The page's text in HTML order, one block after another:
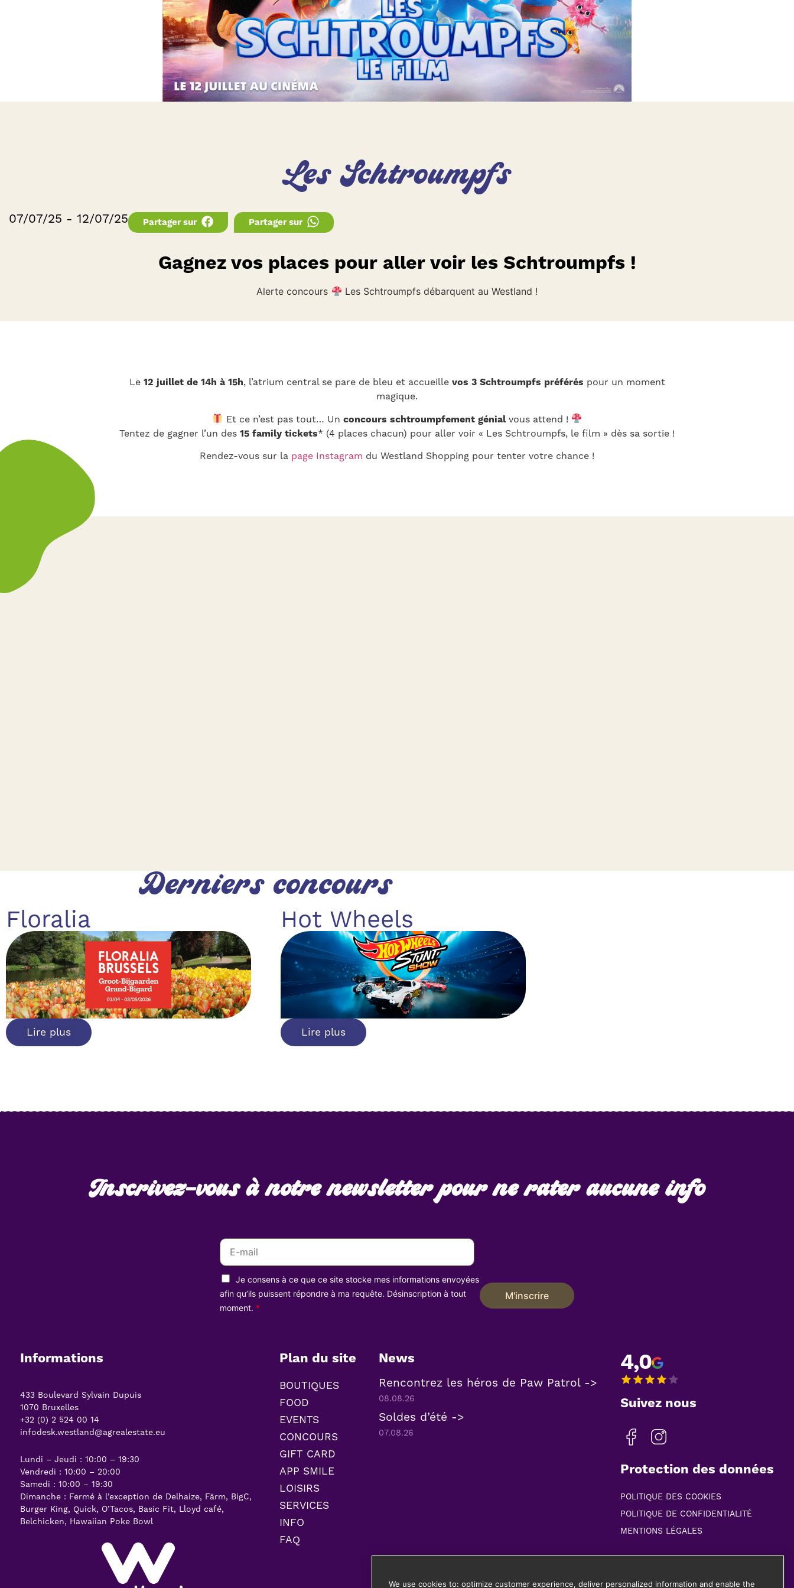
Les Schtroumpfs
07/07/25 - 12/07/25 Partager sur Partager sur
Gagnez vos places pour aller voir les Schtroumpfs !
Alerte concours Les Schtroumpfs débarquent au Westland !
Le 12 juillet de 14h à 15h, l’atrium central se pare de bleu et accueillevos 3 Schtroumpfs préférés pour un moment
magique.
Et ce n’est pas tout… Un concours schtroumpfement génialvous attend !
Tentez de gagner l’un des 15 family tickets* (4 places chacun) pour aller voir « Les Schtroumpfs, le film » dès sa sortie !
Rendez-vous sur la page Instagram du Westland Shopping pour tenter votre chance !
Derniers concours
Floralia
Lire plus
Hot Wheels
Lire plus
Inscrivez-vous à notre newsletter pour ne rater aucune info
E
a
l
R
G
P
D
*
Je consens à ce que ce site stocke mes informations envoyées
afin qu’ils puissent répondre à ma requête. Désinscription à tout
moment. *
M'inscrire
Informations
433 Boulevard Sylvain Dupuis
1070 Bruxelles
+32 (0) 2 524 00 14
infodesk.westland@agrealestate.eu
Lundi – Jeudi : 10:00 – 19:30
Vendredi : 10:00 – 20:00
Samedi : 10:00 – 19:30
Dimanche : Fermé à l’exception de Delhaize, Färm, BigC,
Burger King, Quick, O’Tacos, Basic Fit, Lloyd café,
Belchicken, Hawaiian Poke Bowl
Plan du site
BOUTIQUES
FOOD
EVENTS
CONCOURS
GIFT CARD
APP SMILE
LOISIRS
SERVICES
INFO
FAQ
News
Rencontrez les héros de Paw Patrol ->
08.08.26
Soldes d’été ->
07.08.26
4,0
Suivez nous
Protection des données
POLITIQUE DES COOKIES
POLITIQUE DE CONFIDENTIALITÉ
MENTIONS LÉGALES
We use cookies to: optimize customer experience, deliver personalized information and enable the